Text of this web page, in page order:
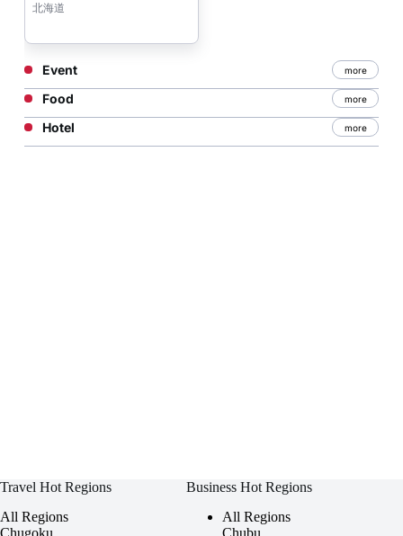
北海道
Event more
Food more
Hotel more
Travel Hot Regions
All Regions
Business Hot Regions
All Regions